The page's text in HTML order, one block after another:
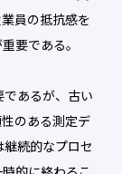
員の抵抗感を
要である。
あるが、古い
のある測定デ
続的なプロセ